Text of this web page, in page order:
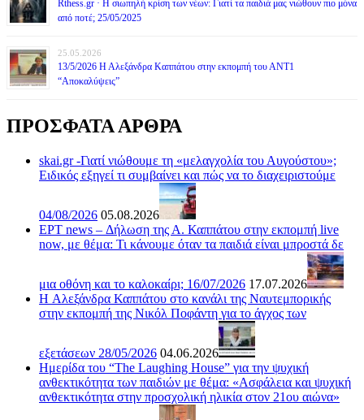
Rthess.gr · Η σιωπηλή κρίση των νέων: Γιατί τα παιδιά μας νιώθουν πιο μόνα
από ποτέ; 25/05/2025
25.05.2026
13/5/2026 Η Αλεξάνδρα Καππάτου στην εκπομπή του ΑΝΤ1
“Αποκαλύψεις”
ΠΡΟΣΦΑΤΑ ΑΡΘΡΑ
skai.gr -Γιατί νιώθουμε τη «μελαγχολία του Αυγούστου»;
Ειδικός εξηγεί τι συμβαίνει και πώς να το διαχειριστούμε
04/08/2026 05.08.2026
ΕΡΤ news – Δήλωση της Α. Καππάτου στην εκπομπή live
now, με θέμα: Τι κάνουμε όταν τα παιδιά είναι μπροστά δε
μια οθόνη και το καλοκαίρι; 16/07/2026 17.07.2026
H Αλεξάνδρα Καππάτου στο κανάλι της Ναυτεμπορικής
στην εκπομπή της Νικόλ Ποφάντη για το άγχος των
εξετάσεων 28/05/2026 04.06.2026
Ημερίδα του “The Laughing House” για την ψυχική
ανθεκτικότητα των παιδιών με θέμα: «Ασφάλεια και ψυχική
ανθεκτικότητα στην προσχολική ηλικία στον 21ου αιώνα»